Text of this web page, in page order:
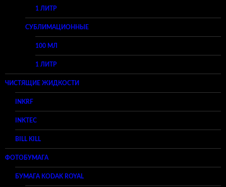
1 ЛИТР
СУБЛИМАЦИОННЫЕ
100 МЛ
1 ЛИТР
ЧИСТЯЩИЕ ЖИДКОСТИ
INKRF
INKTEC
BILL KILL
ФОТОБУМАГА
БУМАГА KODAK ROYAL